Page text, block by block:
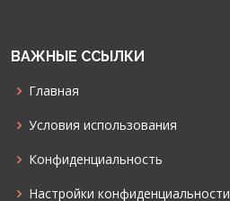
ВАЖНЫЕ ССЫЛКИ
Главная
Условия использования
Конфиденциальность
Настройки конфиденциальности